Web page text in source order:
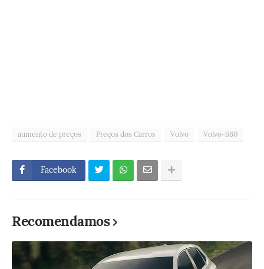
aumento de preços Preços dos Carros Volvo Volvo-S60
Facebook
Recomendamos